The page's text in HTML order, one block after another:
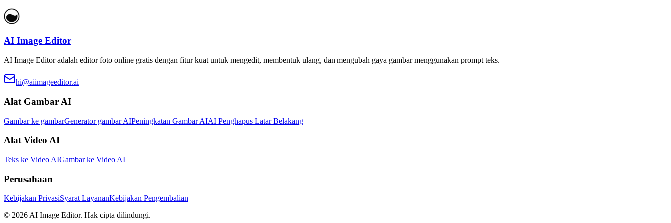
AI Image Editor
AI Image Editor adalah editor foto online gratis dengan fitur kuat untuk mengedit, membentuk ulang, dan mengubah gaya gambar menggunakan prompt teks.
hi@aiimageeditor.ai
Alat Gambar AI
Gambar ke gambarGenerator gambar AIPeningkatan Gambar AIAI Penghapus Latar Belakang
Alat Video AI
Teks ke Video AIGambar ke Video AI
Perusahaan
Kebijakan PrivasiSyarat LayananKebijakan Pengembalian
© 2026AI Image Editor. Hak cipta dilindungi.